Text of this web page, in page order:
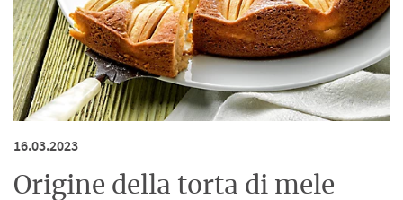
16.03.2023
Origine della torta di mele